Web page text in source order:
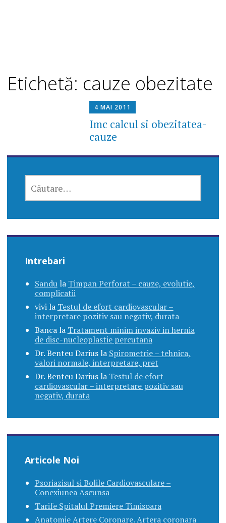
Etichetă: cauze obezitate
4 MAI 2011
Imc calcul si obezitatea-
cauze
DUPĂ:
Intrebari
Sandula Timpan Perforat – cauze, evolutie,
complicatii
vivila Testul de efort cardiovascular –
interpretare pozitiv sau negativ, durata
Bancala Tratament minim invaziv in hernia
de disc-nucleoplastie percutana
Dr. Benteu Dariusla Spirometrie – tehnica,
valori normale, interpretare, pret
Dr. Benteu Dariusla Testul de efort
cardiovascular – interpretare pozitiv sau
negativ, durata
Articole Noi
Psoriazisul si Bolile Cardiovasculare –
Conexiunea Ascunsa
Tarife Spitalul Premiere Timisoara
Anatomie Artere Coronare. Artera coronara